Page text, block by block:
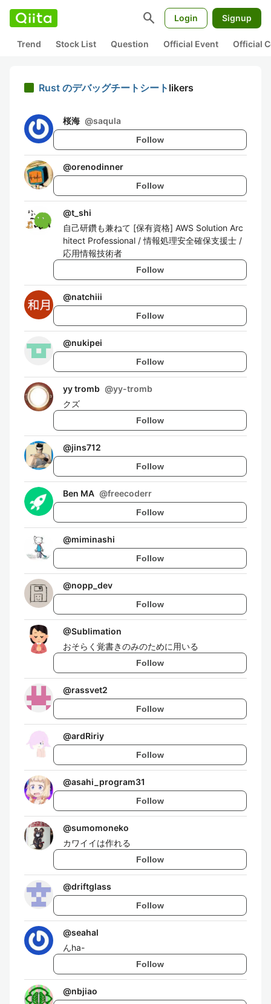
search Login Signup
Trend Stock List Question Official Event Official
Rust のデバッグチートシート likers
桜海 @saqula
Follow
@orenodinner
Follow
@t_shi
自己研鑽も兼ねて [保有資格] AWS Solution Arc
hitect Professional / 情報処理安全確保支援士 /
応用情報技術者
Follow
@natchiii
Follow
@nukipei
Follow
yy tromb @yy-tromb
クズ
Follow
@jins712
Follow
Ben MA @freecoderr
Follow
@miminashi
Follow
@nopp_dev
Follow
@Sublimation
おそらく覚書きのみのために用いる
Follow
@rassvet2
Follow
@ardRiriy
Follow
@asahi_program31
Follow
@sumomoneko
カワイイは作れる
Follow
@driftglass
Follow
@seahal
んha-
Follow
@nbjiao